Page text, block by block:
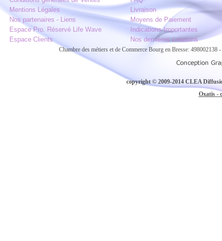
Mentions Légales
Livraison
Nos partenaires - Liens
Moyens de Paiement
Espace Pro. Réservé Life Wave
Indications Importantes
Espace Clients
Nos dernières créations
Chambre des métiers et de Commerce Bourg en Bresse: 498002138
copyright © 2009-2014 CLEA
Oxatis -